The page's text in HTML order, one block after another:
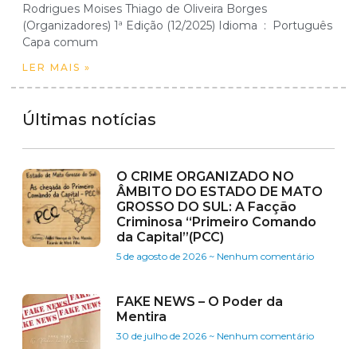
Rodrigues Moises Thiago de Oliveira Borges
(Organizadores) 1ª Edição (12/2025) Idioma ‏ : ‎ Português
Capa comum
LER MAIS »
Últimas notícias
O CRIME ORGANIZADO NO
ÂMBITO DO ESTADO DE MATO
GROSSO DO SUL: A Facção
Criminosa “Primeiro Comando
da Capital”(PCC)
5 de agosto de 2026 Nenhum comentário
FAKE NEWS – O Poder da
Mentira
30 de julho de 2026 Nenhum comentário